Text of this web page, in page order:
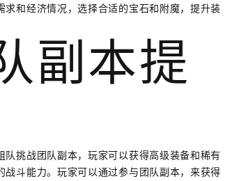
和经济情况，选择合适的宝石和附魔，提升装
副本提
挑战团队副本，玩家可以获得高级装备和稀有
斗能力。玩家可以通过参与团队副本，来获得